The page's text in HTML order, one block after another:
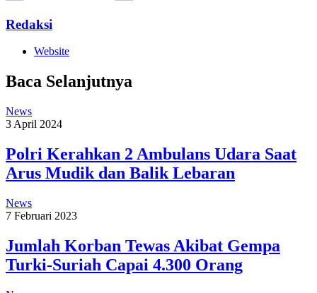
Redaksi
Website
Baca Selanjutnya
News
3 April 2024
Polri Kerahkan 2 Ambulans Udara Saat
Arus Mudik dan Balik Lebaran
News
7 Februari 2023
Jumlah Korban Tewas Akibat Gempa
Turki-Suriah Capai 4.300 Orang